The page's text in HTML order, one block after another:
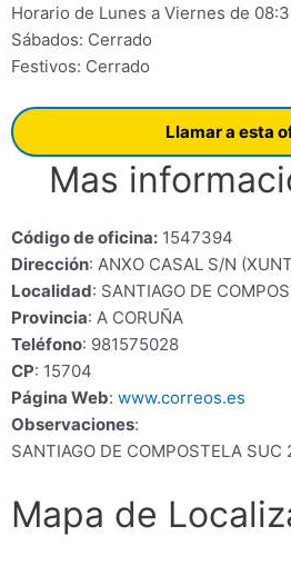
Horario de Lunes a Viernes de
Sábados: Cerrado
Festivos: Cerrado
Llamar a esta
Mas
Código de oficina: 1547394
Dirección: ANXO CASAL S/N
Localidad: SANTIAGO DE
Provincia: A CORUÑA
Teléfono: 981575028
CP: 15704
Página Web: www.correos.es
Observaciones:
SANTIAGO DE COMPOSTELA SUC
Mapa de